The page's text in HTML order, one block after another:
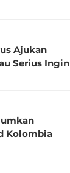
Ajukan
Serius Ingin
Kolombia